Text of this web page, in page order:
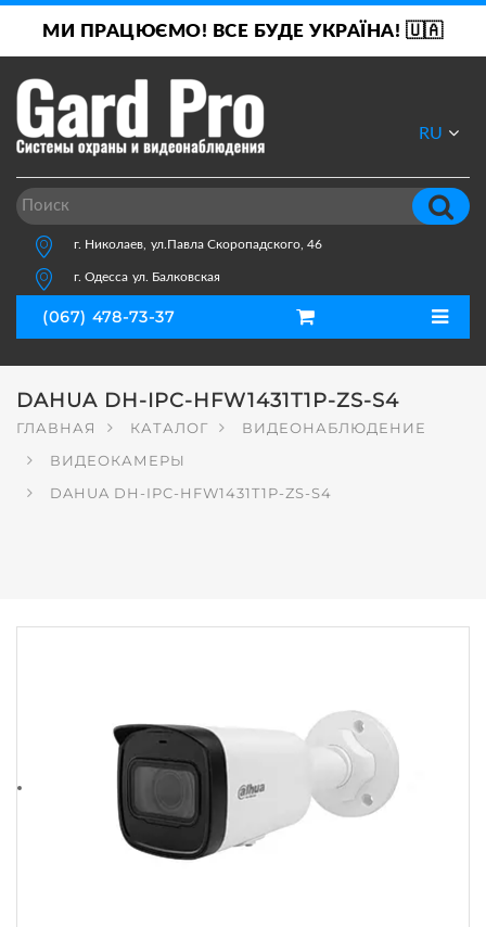
МИ ПРАЦЮЄМО! ВСЕ БУДЕ УКРАЇНА! 🇺🇦
г. Николаев, ул.Павла Скоропадского, 46
г. Одесса ул. Балковская
RU
UA
(067) 478-73-37
DAHUA DH-IPC-HFW1431T1P-ZS-S4
ГЛАВНАЯ КАТАЛОГ
ВИДЕОНАБЛЮДЕНИЕ
ВИДЕОКАМЕРЫ
DAHUA DH-IPC-HFW1431T1P-ZS-S4